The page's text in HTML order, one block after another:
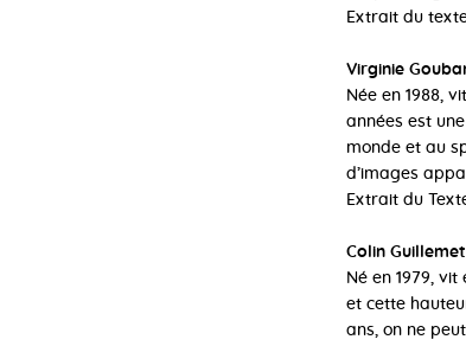
Extrait du
Virginie
Née en 1988,
années est
monde et au
d’images
Extrait du
Colin Guillemet
Né en 1979,
et cette
ans, on ne